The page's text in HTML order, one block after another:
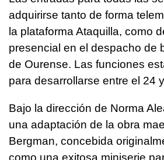
adquirirse tanto de forma
la plataforma Ataquilla, como
presencial en el despacho de
de Ourense. Las funciones
para desarrollarse entre el 24
Bajo la dirección de Norma
una adaptación de la obra
Bergman, concebida